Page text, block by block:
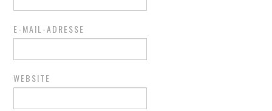
E-MAIL-ADRESSE
WEBSITE